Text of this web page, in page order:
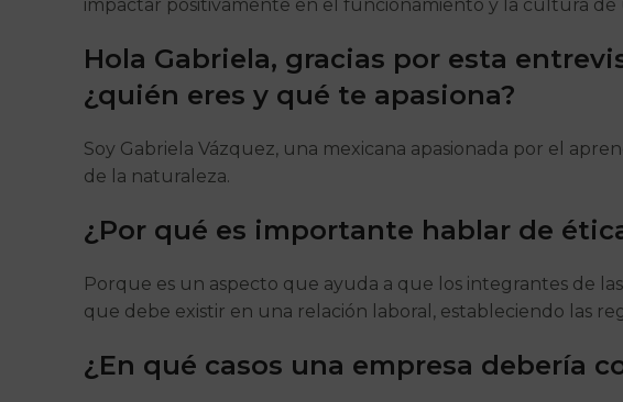
impactar positivamente en el funcionamiento y la cultura de
Hola Gabriela, gracias por esta
¿quién eres y qué te apasiona?
Soy Gabriela Vázquez, una mexicana apasionada por el
de la naturaleza.
¿Por qué es importante hablar de
Porque es un aspecto que ayuda a que los integrantes de
que debe existir en una relación laboral, estableciendo las
¿En qué casos una empresa debería